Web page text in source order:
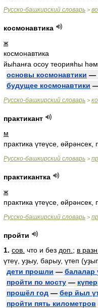
Русско-башкирский словарь >
космонавтика
ж
космонавтика
йыһанға осоу теорияһы һәм
основы космонавтики —
будущее космонавтики
Русско-башкирский словарь >
практикант
м
практика үтеүсе өйрәнсек
Русско-башкирский словарь >
практикантка
ж
практика үтеүсе өйрәнсек
Русско-башкирский словарь >
пройти
1. сов что и без доп ; в разн
үтеү уҙыу, барыу, үтеп (
дети прошли — балалар
пройти по мосту —
прошёл год — бер йыл
пройти пять километров